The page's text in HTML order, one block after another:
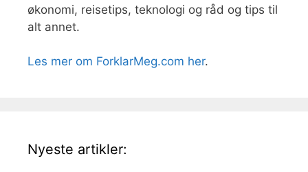
økonomi, reisetips, teknologi og råd og tips til
alt annet.
Les mer om ForklarMeg.com her.
Nyeste artikler: